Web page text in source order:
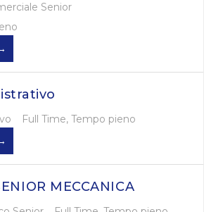
Senior
Full Time Tempo pieno
MECCANICA